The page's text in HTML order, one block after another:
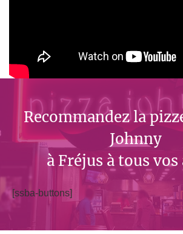
Recommandez la
Johnny
à Fréjus à tous vos
[ssba-buttons]